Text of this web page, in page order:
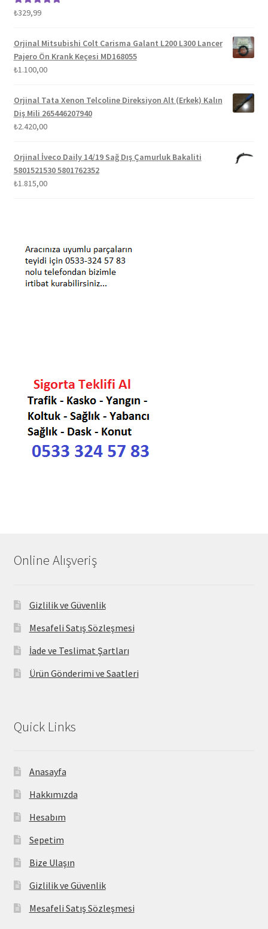
5 üzerinden
₺329,99
Orjinal Mitsubishi Colt Carisma Galant L200 L300 Lancer
Pajero Ön Krank Keçesi MD168055
₺1.100,00
Orjinal Tata Xenon Telcoline Direksiyon Alt (Erkek) Kalın
Diş Mili 265446207940
₺2.420,00
Orjinal İveco Daily 14/19 Sağ Dış Çamurluk Bakaliti
5801521530 5801762352
₺1.815,00
Online Alışveriş
Gizlilik ve Güvenlik
Mesafeli Satış Sözleşmesi
İade ve Teslimat Şartları
Ürün Gönderimi ve Saatleri
Quick Links
Anasayfa
Hakkımızda
Hesabım
Sepetim
Bize Ulaşın
Gizlilik ve Güvenlik
Mesafeli Satış Sözleşmesi